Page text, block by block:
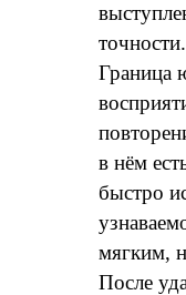
точности.
Граница
в нём
быстро
мягким,
После